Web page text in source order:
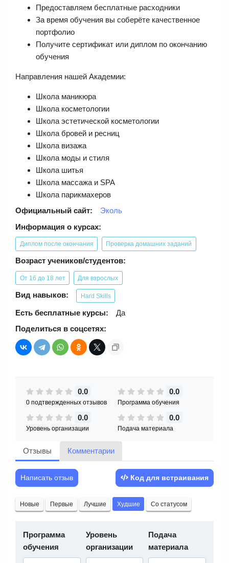
Предоставляем бесплатные расходники
За время обучения вы соберёте качественное
портфолио
Получите сертификат или диплом по окончанию
обучения
Направления нашей Академии:
Школа маникюра
Школа косметологии
Школа эстетической косметологии
Школа бровей и ресниц
Школа визажа
Школа моды и стиля
Школа шитья
Школа массажа и SPA
Школа парикмахеров
Официальный сайт:
Эколь
Информация о курсах:
Диплом после окончания Проверка домашних заданий
Возраст учеников/студентов:
От 16 до 18 лет Для взрослых
Вид навыков: Hard Skills
Есть бесплатные курсы:
Да
Поделиться в соцсетях:
0.0
0 подтвержденных отзывов
0.0
Программа обучения
0.0
Уровень организации
0.0
Подача материала
Отзывы Комментарии
Написать отзыв Код для встраивания
Новые Первые Лучшие Худшие Со статусом
Программа
обучения
Уровень
организации
Подача
материала